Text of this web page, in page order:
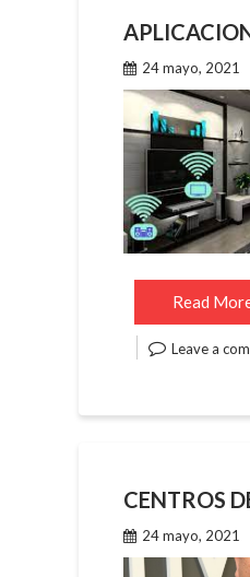
24 mayo, 2021
Read
Leave a
CENTROS
24 mayo, 2021